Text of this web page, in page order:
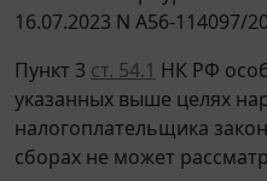
16.07.2023 N А56-114097/
Пункт 3 ст. 54.1 НК РФ
указанных выше целях
налогоплательщика
сборах не может